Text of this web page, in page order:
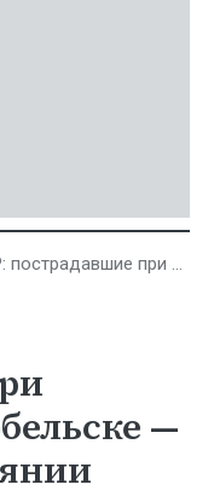
в Старобельске — в тяжелом состоянии
—